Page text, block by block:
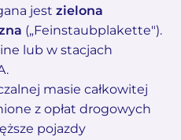
jest zielona
(„Feinstaubplakette").
lub w stacjach
masie całkowitej
z opłat drogowych
pojazdy